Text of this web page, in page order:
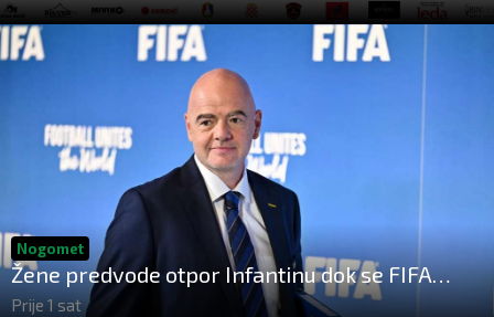
Nogomet
Žene predvode otpor Infantinu dok se FIFA
suočava s krizom upravljanja
Prije 1 sat